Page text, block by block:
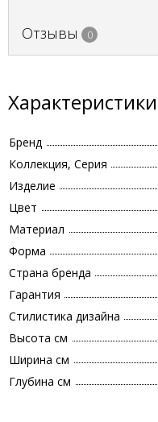
Отзывы 0
Характеристики
Бренд
Коллекция, Серия
Изделие
Цвет
Материал
Форма
Страна бренда
Гарантия
Стилистика дизайна
Высота см
Ширина см
Глубина см